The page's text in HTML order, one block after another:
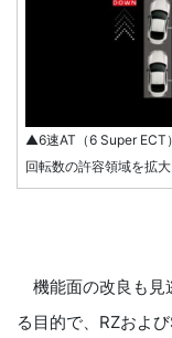
▲6速AT（6 Super ECT
回転数の許容領域を拡大
機能面の改良も見
る目的で、RZおよ